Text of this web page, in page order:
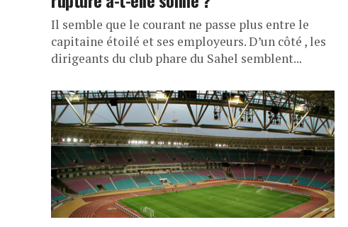
Il semble que le courant ne passe plus entre le
capitaine étoilé et ses employeurs. D’un côté , les
dirigeants du club phare du Sahel semblent...